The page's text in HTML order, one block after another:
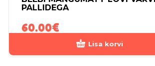
PALLIDEGA
60.00€
Lisa korvi